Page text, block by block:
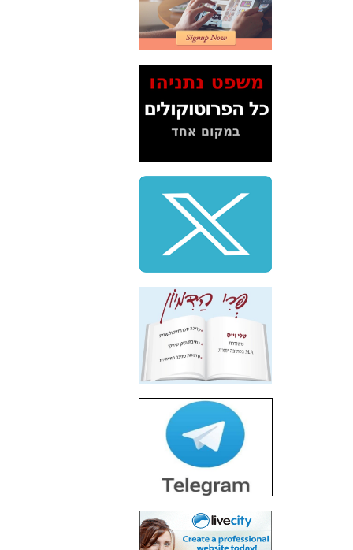
2" על תעלולי השר
משה כחלון -כאן
המשך חשיפת הבלוף
ששמו "מהפיכת
הסלולר" ואיך מסרסים
כאן
סיכום ביקור בסיליקון
משקיעות ומפתחות
באותם תחומים -כאן
שלמה פילבר (עד
לאחרונה מנכ"ל משרד
התקשורת) - עד
מדינה? הצחקתם
"יש אפליה בחקירה"?
חשיפה: למה השר
משה כחלון לא נחקר
עד היום? -
כאן
חשיפת חשד לשחיתות
הדומה לזו של "תיק
הסלולר -כאן
חשיפת מה שלא
רוצים שתדעו בעניין
פריסת אנלימיטד
(בניחוח בלתי נסבל) -
כאן
חשיפה: איוב קרא
אישר לקבוצת סלקום